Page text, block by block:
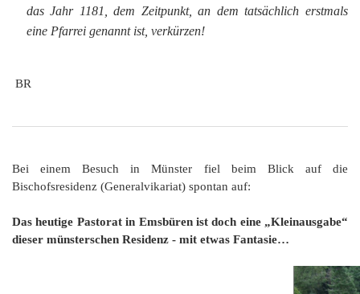
das Jahr 1181, dem Zeitpunkt, an dem tatsächlich erstmals
eine Pfarrei genannt ist, verkürzen!
BR
Bei einem Besuch in Münster fiel beim Blick auf die
Bischofsresidenz (Generalvikariat) spontan auf:
Das heutige Pastorat in Emsbüren ist doch eine „Kleinausgabe“
dieser münsterschen Residenz - mit etwas Fantasie…